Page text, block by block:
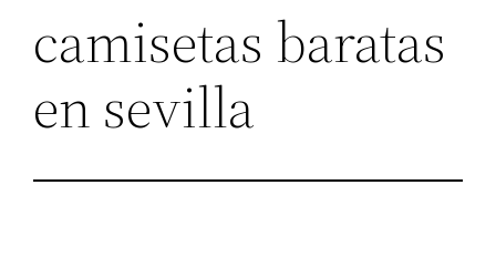
camisetas baratas
en sevilla